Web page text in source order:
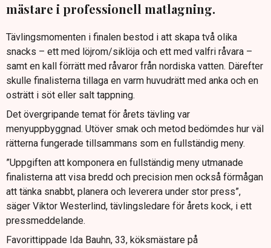
mästare i professionell matlagning.
Tävlingsmomenten i finalen bestod i att skapa två olika
snacks – ett med löjrom/siklöja och ett med valfri råvara –
samt en kall förrätt med råvaror från nordiska vatten. Därefter
skulle finalisterna tillaga en varm huvudrätt med anka och en
osträtt i söt eller salt tappning.
Det övergripande temat för årets tävling var
menyuppbyggnad. Utöver smak och metod bedömdes hur väl
rätterna fungerade tillsammans som en fullständig meny.
”Uppgiften att komponera en fullständig meny utmanade
finalisterna att visa bredd och precision men också förmågan
att tänka snabbt, planera och leverera under stor press”,
säger Viktor Westerlind, tävlingsledare för årets kock, i ett
pressmeddelande.
Favorittippade Ida Bauhn, 33, köksmästare på